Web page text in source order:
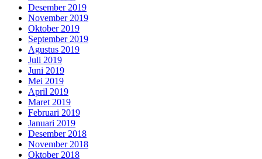
Desember 2019
November 2019
Oktober 2019
September 2019
Agustus 2019
Juli 2019
Juni 2019
Mei 2019
April 2019
Maret 2019
Februari 2019
Januari 2019
Desember 2018
November 2018
Oktober 2018